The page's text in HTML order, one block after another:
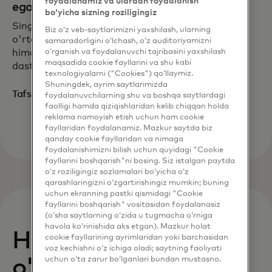
egalari
Singapur Kiberxavfsizlik agentligi (CSA) kichik va
o'rta korxonalarga raqamli domenlarini yaxshiroq
himoya qilishda yordam berish uchun Cyber Safe
dasturini taqdim etadi.
Tafsilotlaropens in a new tab
Har qanday
bo‘yicha sizning roziligingiz
Biz o‘z veb-saytlarimizni yaxshilash, ularning
samaradorligini o‘lchash, o‘z auditoriyamizni
o‘rganish va foydalanuvchi tajribasini yaxshilash
maqsadida cookie fayllarini va shu kabi
texnologiyalarni ("Cookies") qo‘llaymiz.
Shuningdek, ayrim saytlarimizda
foydalanuvchilarning shu va boshqa saytlardagi
faolligi hamda qiziqishlaridan kelib chiqqan holda
reklama namoyish etish uchun ham cookie
fayllaridan foydalanamiz. Mazkur saytda biz
qanday cookie fayllaridan va nimaga
foydalanishimizni bilish uchun quyidagi "Cookie
fayllarini boshqarish"ni bosing. Siz istalgan paytda
o‘z roziligingiz sozlamalari bo‘yicha o‘z
qarashlaringizni o‘zgartirishingiz mumkin; buning
uchun ekranning pastki qismidagi "Cookie
fayllarini boshqarish" vositasidan foydalanasiz
(o‘sha saytlarning o‘zida u tugmacha o‘rniga
havola ko‘rinishida aks etgan). Mazkur holat
cookie fayllarining ayrimlaridan yoki barchasidan
voz kechishni o‘z ichiga oladi; saytning faoliyati
uchun o‘ta zarur bo‘lganlari bundan mustasno.